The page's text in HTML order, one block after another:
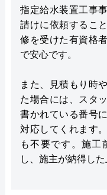
指定給水装置工事
請けに依頼するこ
修を受けた有資格
で安心です。
また、見積もり時
た場合には、スタ
書かれている番号
対応してくれます
も不要です。施工
し、施主が納得し